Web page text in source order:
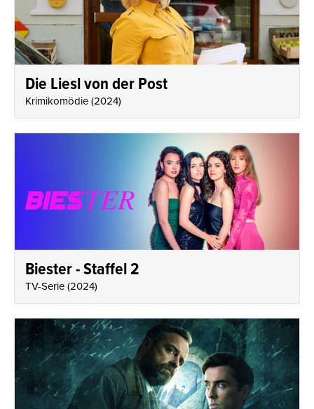
Die Liesl von der Post
Krimikomödie(2024)
Biester - Staffel 2
TV-Serie(2024)